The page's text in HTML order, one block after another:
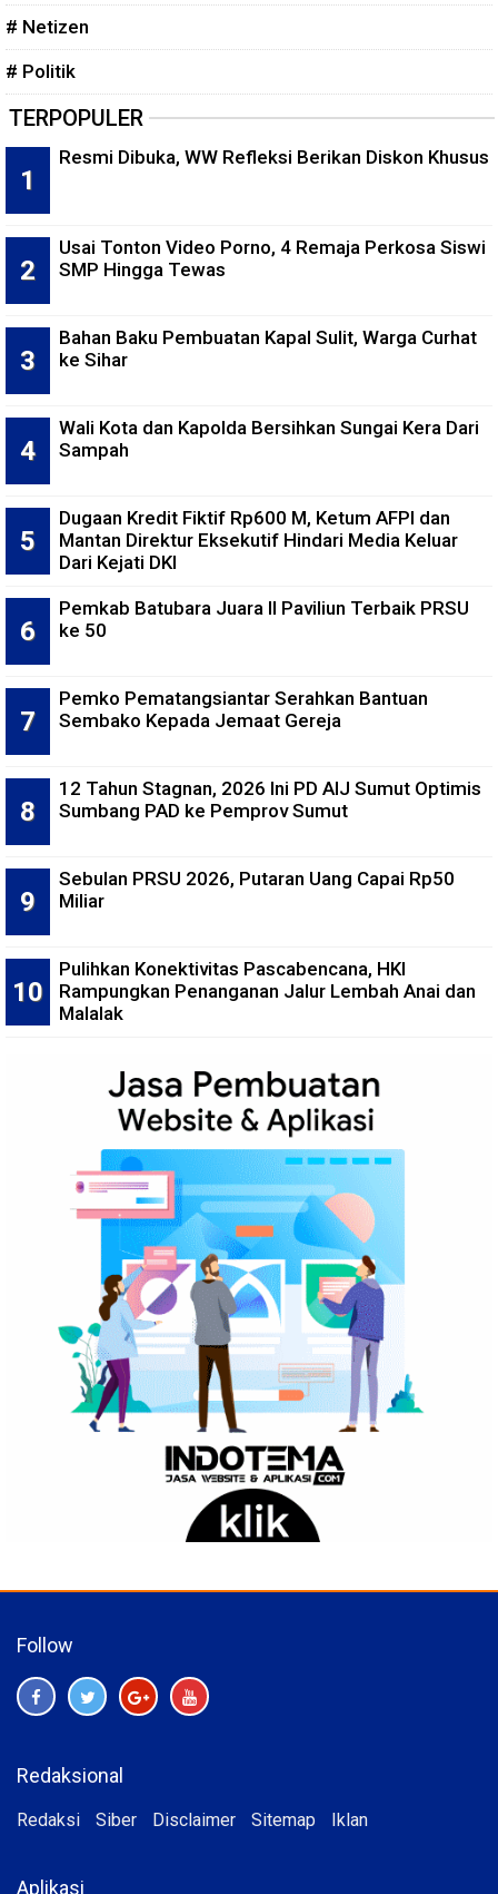
# Netizen
# Politik
TERPOPULER
Resmi Dibuka, WW Refleksi Berikan Diskon Khusus
Usai Tonton Video Porno, 4 Remaja Perkosa Siswi
SMP Hingga Tewas
Bahan Baku Pembuatan Kapal Sulit, Warga Curhat
ke Sihar
Wali Kota dan Kapolda Bersihkan Sungai Kera Dari
Sampah
Dugaan Kredit Fiktif Rp600 M, Ketum AFPI dan
Mantan Direktur Eksekutif Hindari Media Keluar
Dari Kejati DKI
Pemkab Batubara Juara II Paviliun Terbaik PRSU
ke 50
Pemko Pematangsiantar Serahkan Bantuan
Sembako Kepada Jemaat Gereja
12 Tahun Stagnan, 2026 Ini PD AIJ Sumut Optimis
Sumbang PAD ke Pemprov Sumut
Sebulan PRSU 2026, Putaran Uang Capai Rp50
Miliar
Pulihkan Konektivitas Pascabencana, HKI
Rampungkan Penanganan Jalur Lembah Anai dan
Malalak
Follow
Redaksional
Redaksi Siber Disclaimer Sitemap Iklan
Aplikasi